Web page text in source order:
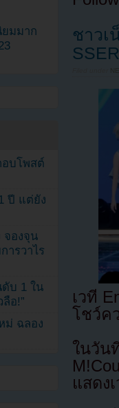
ชาวเ
เวที
โชว์ค
ในวัน
แสดง
มมาก
อบโพสต์
ปี แต่ยัง
จองจุน
ารวาไร
ดับ 1 ใน
อ!”
ม่ ฉลอง